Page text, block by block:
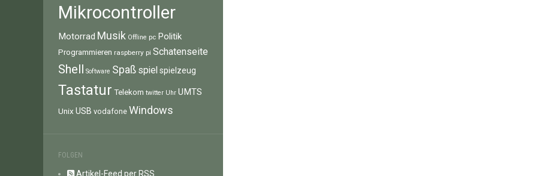
Mikrocontroller
Motorrad Musik Offline pc Politik
Programmieren raspberry pi Schatenseite
Shell Software Spaß spiel spielzeug
Tastatur Telekom twitter Uhr UMTS
Unix USB vodafone Windows
FOLGEN
Artikel-Feed per RSS